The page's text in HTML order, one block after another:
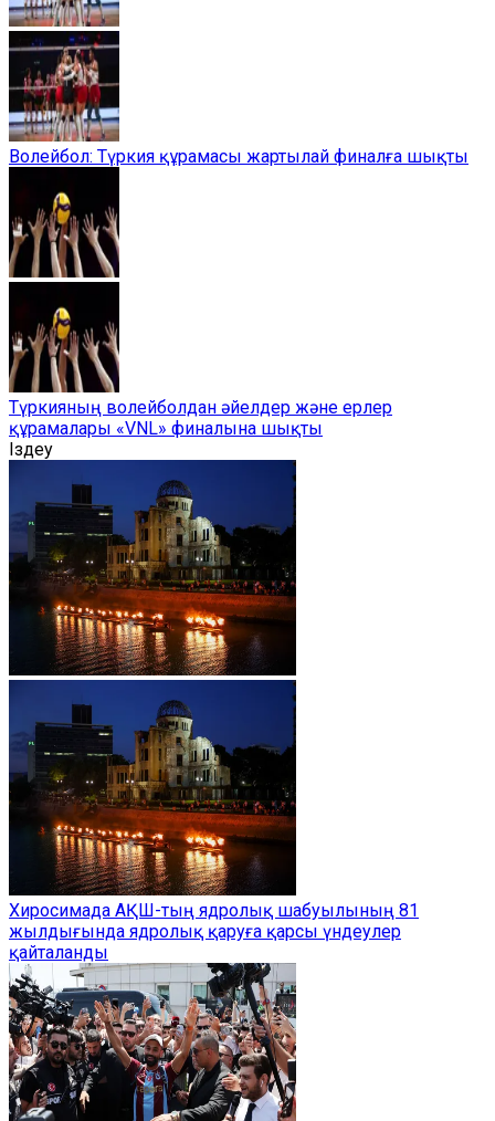
Волейбол: Түркия құрамасы жартылай финалға шықты
Түркияның волейболдан әйелдер және ерлер
құрамалары «VNL» финалына шықты
Іздеу
Хиросимада АҚШ-тың ядролық шабуылының 81
жылдығында ядролық қаруға қарсы үндеулер
қайталанды